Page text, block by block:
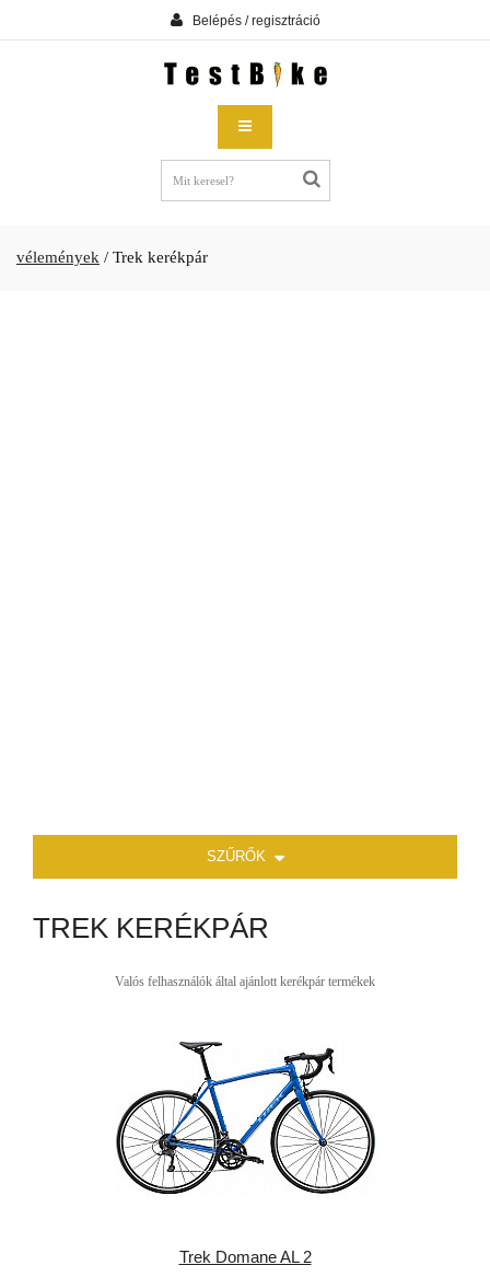
Belépés / regisztráció
vélemények / Trek kerékpár
SZŰRŐK
TREK KERÉKPÁR
Valós felhasználók által ajánlott kerékpár termékek
Trek Domane AL 2